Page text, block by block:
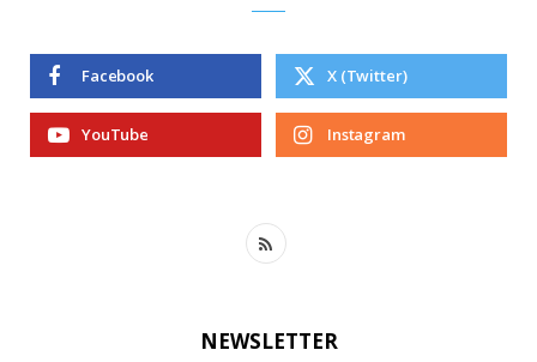
Facebook X (Twitter)
YouTube Instagram
R
NEWSLETTER